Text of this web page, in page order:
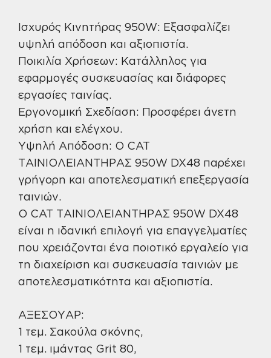
Ισχυρός Κινητήρας 950W: Εξασφαλίζει
υψηλή απόδοση και αξιοπιστία.
Ποικιλία Χρήσεων: Κατάλληλος για
εφαρμογές συσκευασίας και διάφορες
εργασίες ταινίας.
Εργονομική Σχεδίαση: Προσφέρει άνετη
χρήση και ελέγχου.
Υψηλή Απόδοση: Ο CAT
ΤΑΙΝΙΟΛΕΙΑΝΤΗΡΑΣ 950W DX48 παρέχει
γρήγορη και αποτελεσματική επεξεργασία
ταινιών.
Ο CAT ΤΑΙΝΙΟΛΕΙΑΝΤΗΡΑΣ 950W DX48
είναι η ιδανική επιλογή για επαγγελματίες
που χρειάζονται ένα ποιοτικό εργαλείο για
τη διαχείριση και συσκευασία ταινιών με
αποτελεσματικότητα και αξιοπιστία.
ΑΞΕΣΟΥΑΡ:
1 τεμ. Σακούλα σκόνης,
1 τεμ. ιμάντας Grit 80,